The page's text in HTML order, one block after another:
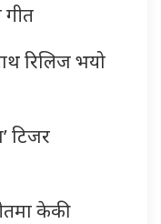
गीत
रिलिज भयो
टिजर
केकी